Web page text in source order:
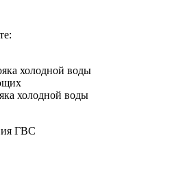
холодной воды
холодной воды
ГВС